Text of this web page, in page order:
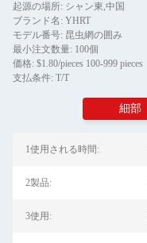
起源の場所: シャン東,中国
ブランド名: YHRT
モデル番号: 昆虫網の囲み
最小注文数量: 100個
価格: $1.80/pieces 100-999 pieces
支払条件: T/T
細部
1使用される時間:
2製品:
3使用: